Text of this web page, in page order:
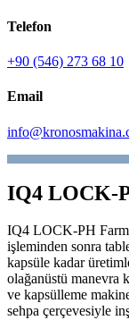
Telefon
+90 (546) 273 68 10
Email
IQ4 LOCK-
IQ4 LOCK-PH
işleminden sonra
kapsüle kadar
olağanüstü manevra
ve kapsülleme
sehpa çerçevesiyle